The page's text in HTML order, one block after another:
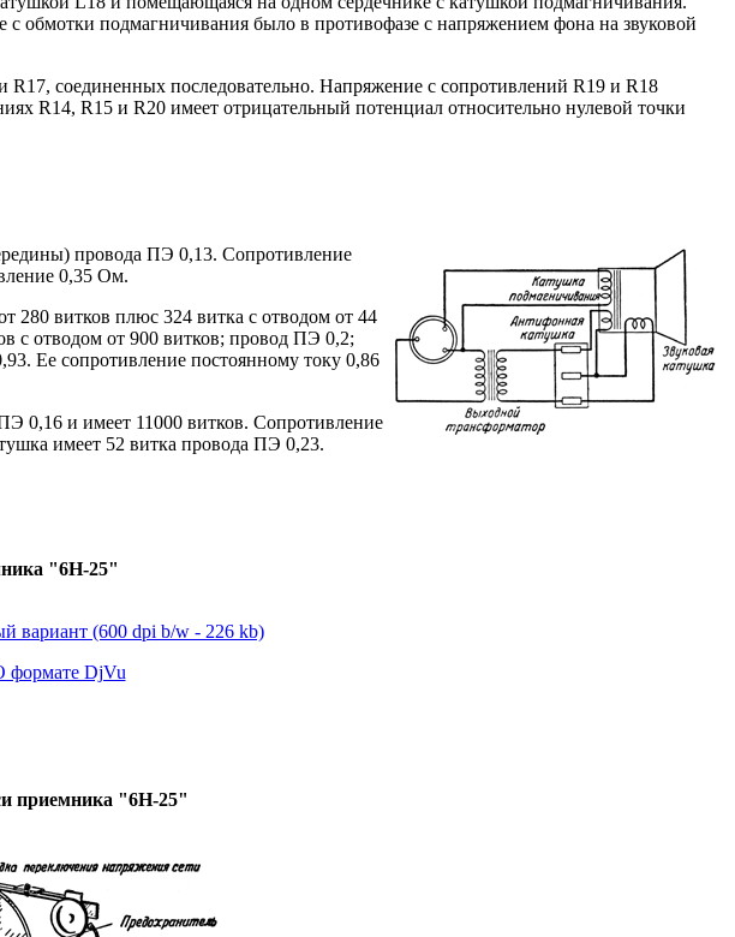
обмотки подмагничивания было в противофазе с напряжением фона на звуковой
соединенных последовательно. Напряжение с сопротивлений R19 и R18
R14, R15 и R20 имеет отрицательный потенциал относительно нулевой точки
провода ПЭ 0,13. Сопротивление
0,35 Ом.
280 витков плюс 324 витка с отводом от 44
с отводом от 900 витков; провод ПЭ 0,2;
Ее сопротивление постоянному току 0,86
0,16 и имеет 11000 витков. Сопротивление
имеет 52 витка провода ПЭ 0,23.
"6Н-25"
вариант (600 dpi b/w - 226 kb)
формате DjVu
приемника "6Н-25"